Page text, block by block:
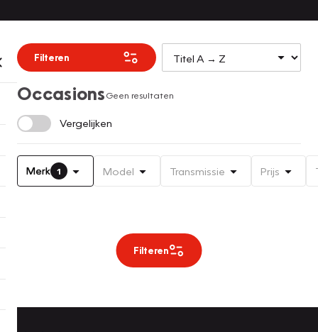
Filteren
OccasionsGeen resultaten
Vergelijken
Merk 1 Model Transmissie Prijs
Filteren